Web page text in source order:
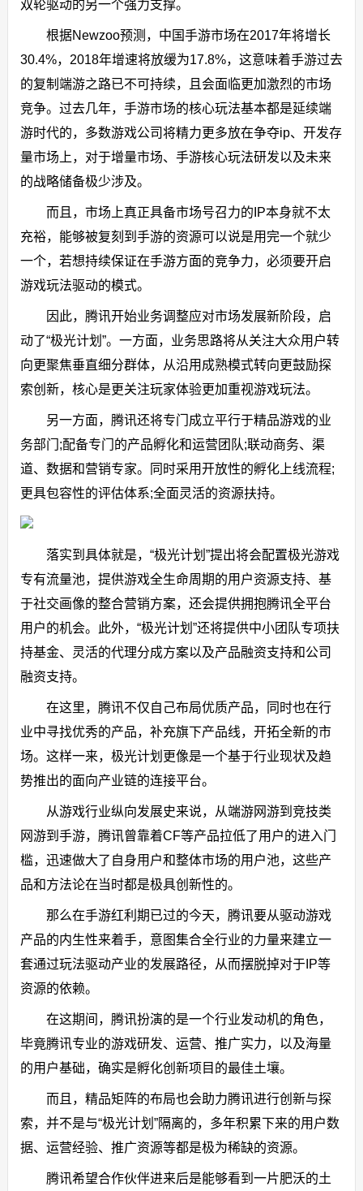
双轮驱动的另一个强力支撑。
根据Newzoo预测，中国手游市场在2017年将增长
30.4%，2018年增速将放缓为17.8%，这意味着手游过去
的复制端游之路已不可持续，且会面临更加激烈的市场
竞争。过去几年，手游市场的核心玩法基本都是延续端
游时代的，多数游戏公司将精力更多放在争夺ip、开发存
量市场上，对于增量市场、手游核心玩法研发以及未来
的战略储备极少涉及。
而且，市场上真正具备市场号召力的IP本身就不太
充裕，能够被复刻到手游的资源可以说是用完一个就少
一个，若想持续保证在手游方面的竞争力，必须要开启
游戏玩法驱动的模式。
因此，腾讯开始业务调整应对市场发展新阶段，启
动了“极光计划”。一方面，业务思路将从关注大众用户转
向更聚焦垂直细分群体，从沿用成熟模式转向更鼓励探
索创新，核心是更关注玩家体验更加重视游戏玩法。
另一方面，腾讯还将专门成立平行于精品游戏的业
务部门;配备专门的产品孵化和运营团队;联动商务、渠
道、数据和营销专家。同时采用开放性的孵化上线流程;
更具包容性的评估体系;全面灵活的资源扶持。
落实到具体就是，“极光计划”提出将会配置极光游戏
专有流量池，提供游戏全生命周期的用户资源支持、基
于社交画像的整合营销方案，还会提供拥抱腾讯全平台
用户的机会。此外，“极光计划”还将提供中小团队专项扶
持基金、灵活的代理分成方案以及产品融资支持和公司
融资支持。
在这里，腾讯不仅自己布局优质产品，同时也在行
业中寻找优秀的产品，补充旗下产品线，开拓全新的市
场。这样一来，极光计划更像是一个基于行业现状及趋
势推出的面向产业链的连接平台。
从游戏行业纵向发展史来说，从端游网游到竞技类
网游到手游，腾讯曾靠着CF等产品拉低了用户的进入门
槛，迅速做大了自身用户和整体市场的用户池，这些产
品和方法论在当时都是极具创新性的。
那么在手游红利期已过的今天，腾讯要从驱动游戏
产品的内生性来着手，意图集合全行业的力量来建立一
套通过玩法驱动产业的发展路径，从而摆脱掉对于IP等
资源的依赖。
在这期间，腾讯扮演的是一个行业发动机的角色，
毕竟腾讯专业的游戏研发、运营、推广实力，以及海量
的用户基础，确实是孵化创新项目的最佳土壤。
而且，精品矩阵的布局也会助力腾讯进行创新与探
索，并不是与“极光计划”隔离的，多年积累下来的用户数
据、运营经验、推广资源等都是极为稀缺的资源。
腾讯希望合作伙伴进来后是能够看到一片肥沃的土